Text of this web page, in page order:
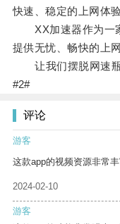
快速、稳定的上网体
XX加速器作为一家
提供无忧、畅快的上
让我们摆脱网速瓶
#2#
评论
游客
这款app的视频资源非常
2024-02-10
游客